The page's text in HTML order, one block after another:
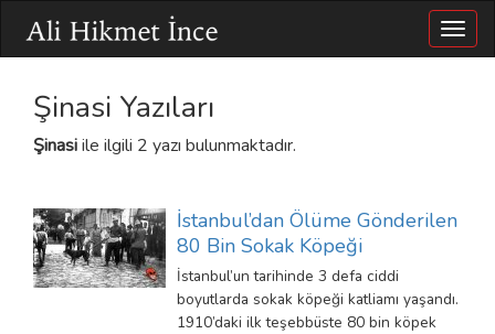
Şinasi Yazıları
Şinasiile ilgili 2 yazı bulunmaktadır.
İstanbul’dan Ölüme Gönderilen
80 Bin Sokak Köpeği
İstanbul’un tarihinde 3 defa ciddi
boyutlarda sokak köpeği katliamı yaşandı.
1910’daki ilk teşebbüste 80 bin köpek